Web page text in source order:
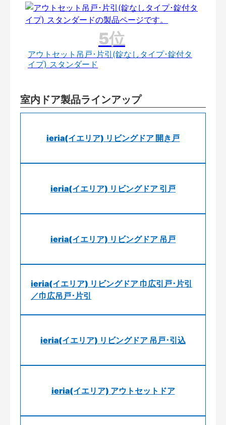
アウトセット吊戸･片引(錠なしタイプ･錠付タ
イプ) スタンダード
室内ドア製品ラインアップ
ieria(イエリア) リビングドア 開き戸
ieria(イエリア) リビングドア 引戸
ieria(イエリア) リビングドア 吊戸
ieria(イエリア) リビングドア 巾広引戸･片引
／巾広吊戸･片引
ieria(イエリア) リビングドア 吊戸･引込
ieria(イエリア) アウトセットドア